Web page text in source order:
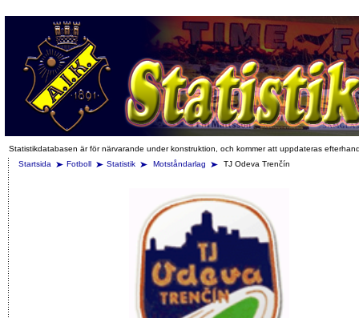
Statistikdatabasen är för närvarande under konstruktion, och kommer att uppdateras
Startsida
Fotboll Statistik Motståndarlag TJ Odeva Trenčín